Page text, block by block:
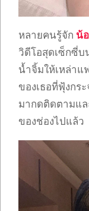
หลายคนรู้จัก น้
วิดีโอสุดเซ็กซี่บ
น้ำจิ้มให้เหล่า
ของเธอที่ฟุ้งกร
มากดติดตามแ
ของช่องไปแล้ว